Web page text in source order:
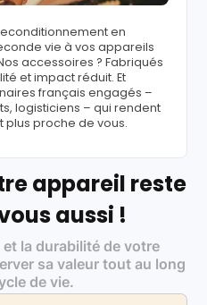
en
vie à vos appareils
accessoires ? Fabriqués
et impact réduit. Et
français engagés –
logisticiens – qui rendent
plus proche de vous.
appareil reste
aussi !
la durabilité de votre
sa valeur tout au long
de vie.